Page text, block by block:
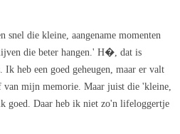
die kleine, aangename momenten
die beter hangen.' H�, dat is
heb een goed geheugen, maar er valt
mijn memorie. Maar juist die 'kleine,
goed. Daar heb ik niet zo'n lifeloggertje